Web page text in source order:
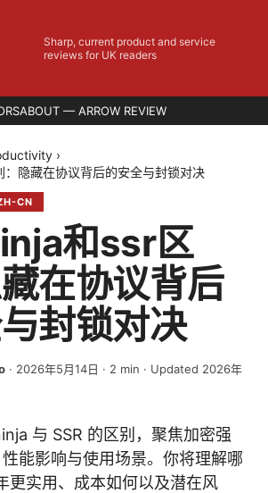
Sharp, current product and service
reviews for UK readers
ABOUT — ARROW REVIEW
›
隐藏在协议背后的安全与封锁对决
CN
和ssr区
在协议背后
封锁对决
· 2026年5月14日 · 2 min · Updated 2026年
与 SSR 的区别，聚焦加密强
能影响与使用场景。你将理解哪
更实用、成本如何以及潜在风